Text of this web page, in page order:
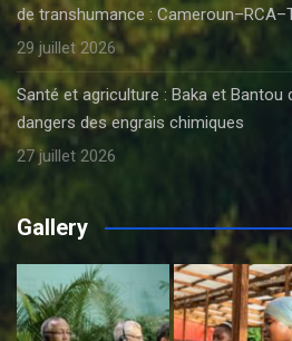
de transhumance :
29 juillet 2026
Santé et agriculture : Baka et
dangers des engrais chimiques
27 juillet 2026
Gallery